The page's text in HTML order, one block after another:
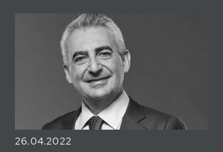
26.04.2022